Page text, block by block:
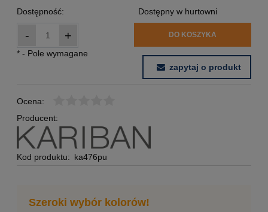
Dostępność: Dostępny w hurtowni
- + DO KOSZYKA
* - Pole wymagane
zapytaj o produkt
Ocena:
Producent:
Kod produktu: ka476pu
Szeroki wybór kolorów!